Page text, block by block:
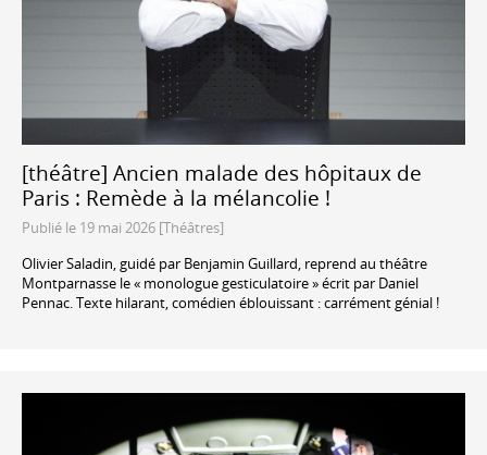
[théâtre] Ancien malade des hôpitaux de
Paris : Remède à la mélancolie !
Publié le 19 mai 2026 [Théâtres]
Olivier Saladin, guidé par Benjamin Guillard, reprend au théâtre
Montparnasse le « monologue gesticulatoire » écrit par Daniel
Pennac. Texte hilarant, comédien éblouissant : carrément génial !